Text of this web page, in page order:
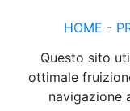
HOME -
Questo sito
ottimale
navigazione